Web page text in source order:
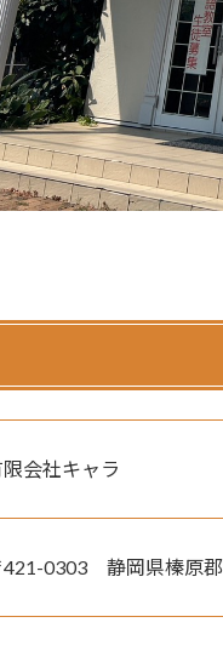
限会社キャラ
421-0303　静岡県榛原